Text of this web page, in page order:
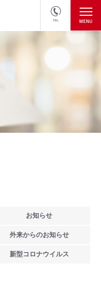
TEL
お知らせ
外来からのお知らせ
新型 コロナウイルス